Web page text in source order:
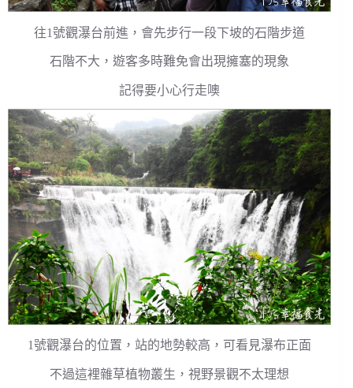
往1號觀瀑台前進，會先步行一段下坡的石階步道
石階不大，遊客多時難免會出現擁塞的現象
記得要小心行走噢
1號觀瀑台的位置，站的地勢較高，可看見瀑布正面
不過這裡雜草植物叢生，視野景觀不太理想